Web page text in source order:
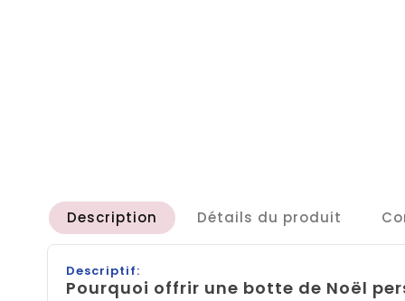
Description Détails du produit
Descriptif:
Pourquoi offrir une botte de Noël